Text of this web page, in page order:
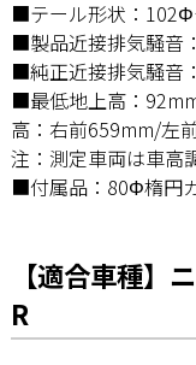
■テール形状：102Φ
■製品近接排気騒音
■純正近接排気騒音
■最低地上高：
高：右前659mm/左
注：測定車両は車高
■付属品：80Φ楕円
【適合車種
R